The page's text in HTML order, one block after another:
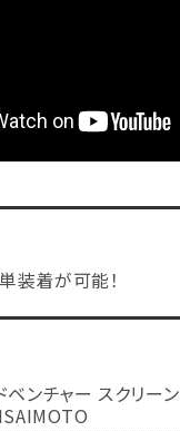
装着が可能！
ベンチャー スクリーン